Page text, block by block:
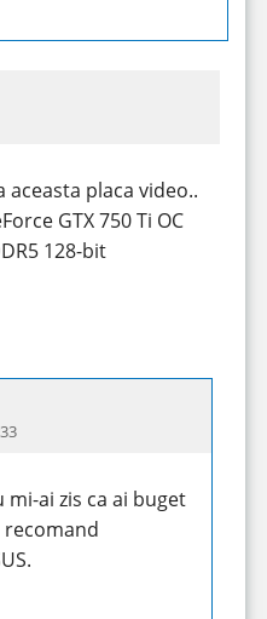
aceasta placa video..
GTX 750 Ti OC
128-bit
mi-ai zis ca ai buget